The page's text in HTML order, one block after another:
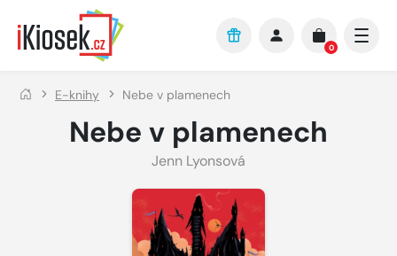
Přejít na hlavní obsah
0
E-knihy Nebe v plamenech
Nebe v plamenech
Jenn Lyonsová